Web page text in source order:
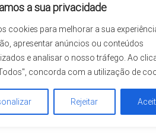
a sua privacidade
cookies para melhorar a sua
apresentar anúncios ou conteúdos
e analisar o nosso tráfego. Ao
concorda com a utilização de
Rejeitar